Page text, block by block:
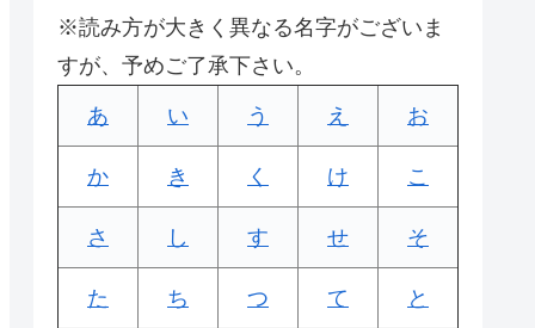
※読み方が大きく異なる名字がございま
すが、予めご了承下さい。
あ い う え お
か き く け こ
さ し す せ そ
た ち つ て と